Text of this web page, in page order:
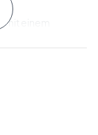
einem
die die